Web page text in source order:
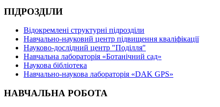
ПІДРОЗДІЛИ
Відокремлені структурні підрозділи
Навчально-науковий центр підвищення кваліфікації
Науково-дослідний центр "Поділля"
Навчальна лабораторія «Ботанічний сад»
Наукова бібліотека
Навчально-наукова лабораторія «DAK GPS»
НАВЧАЛЬНА РОБОТА